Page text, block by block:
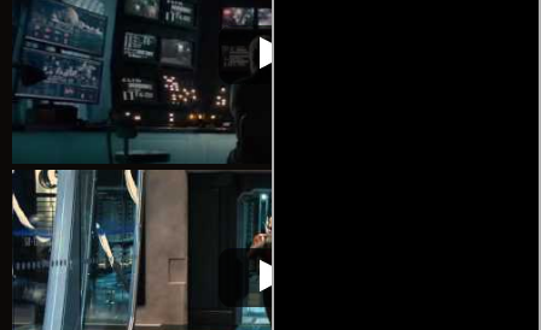
Ant-Man. El Hombre
Hormiga
Video de la película Ant-Man. El
Hombre Hormiga
Ant-Man. El Hombre
Hormiga
Video de la película Ant-Man. El
Hombre Hormiga